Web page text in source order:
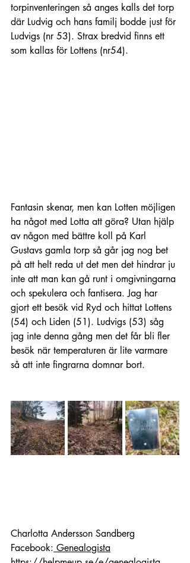
torpinventeringen så anges kalls det torp
där Ludvig och hans familj bodde just för
Ludvigs (nr 53). Strax bredvid finns ett
som kallas för Lottens (nr54).
Fantasin skenar, men kan Lotten möjligen
ha något med Lotta att göra? Utan hjälp
av någon med bättre koll på Karl
Gustavs gamla torp så går jag nog bet
på att helt reda ut det men det hindrar ju
inte att man kan gå runt i omgivningarna
och spekulera och fantisera. Jag har
gjort ett besök vid Ryd och hittat Lottens
(54) och Liden (51). Ludvigs (53) såg
jag inte denna gång men det får bli fler
besök när temperaturen är lite varmare
så att inte fingrarna domnar bort.
Charlotta Andersson Sandberg
Facebook: Genealogista